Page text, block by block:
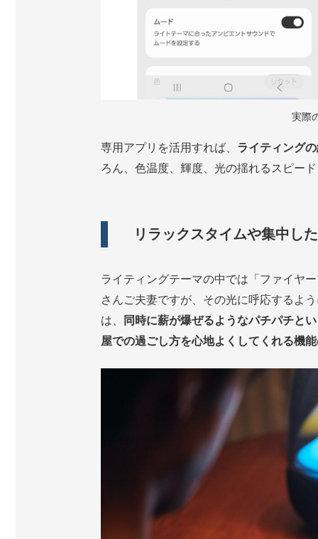
実際
専用アプリを活用すれば、 ライティング
ろん、色温度、輝度、光の揺れるスピー
リラックスタイムや集中し
ライティングテーマの中では「ファイヤ
さんご夫妻ですが、その光に呼応するよ
は、
同時に薪が爆ぜるようなパチパチと
屋での過ごし方を心地よくしてくれる機能